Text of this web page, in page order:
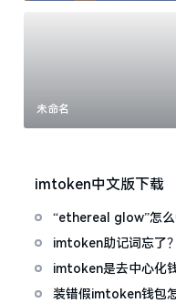
未命名
imtoken中文版下载
“ethereal glow”怎么
的私房话
imtoken助记词忘了
imtoken是去中心化
装错假imtoken钱包